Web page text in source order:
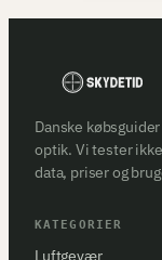
Danske
optik. Vi tester
data, priser og
KATEGORIER
Luftgevær